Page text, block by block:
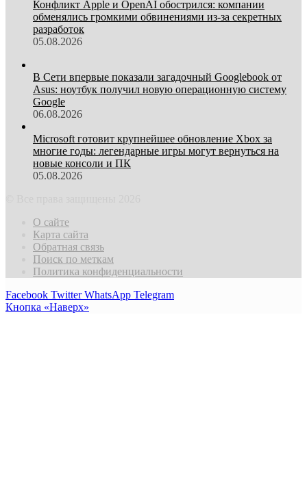
Конфликт Apple и OpenAI обострился: компании
обменялись громкими обвинениями из-за секретных
разработок
05.08.2026
В Сети впервые показали загадочный Googlebook от
Asus: ноутбук получил новую операционную систему
Google
06.08.2026
Microsoft готовит крупнейшее обновление Xbox за
многие годы: легендарные игры могут вернуться на
новые консоли и ПК
05.08.2026
О сайте
Карта сайта
Обратная связь
Поиск по меткам
Политика конфиденциальности
Facebook Twitter WhatsApp Telegram
Кнопка «Наверх»